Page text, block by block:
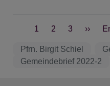
Müssen
Aktuelle
1 Seite
2 Seite
3 ››
Pfrn. Birgit Schiel
Gemeindebrief 2022-2